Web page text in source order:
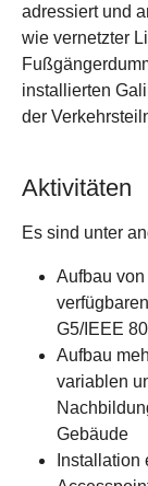
adressiert und
wie vernetzter
installierten
der
Aktivitäten
Es sind unter
Aufbau
G5/IEEE
Aufbau
variablen
Gebäude